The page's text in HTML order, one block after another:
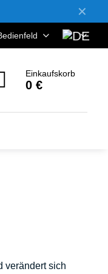
✕
Einkaufskorb
0 €
verändert sich